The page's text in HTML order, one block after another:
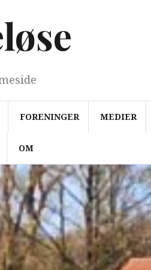
FORENINGER MEDIER
OM